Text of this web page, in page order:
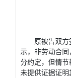
原被告双
示，非劳动合
分约定，但情
未提供证据证明